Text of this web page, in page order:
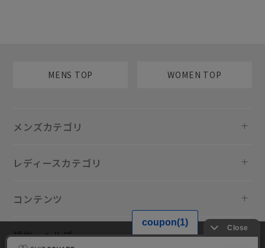
MENS TOP WOMEN TOP
メンズカテゴリ
レディースカテゴリ
コンテンツ
規約・ヘルプ